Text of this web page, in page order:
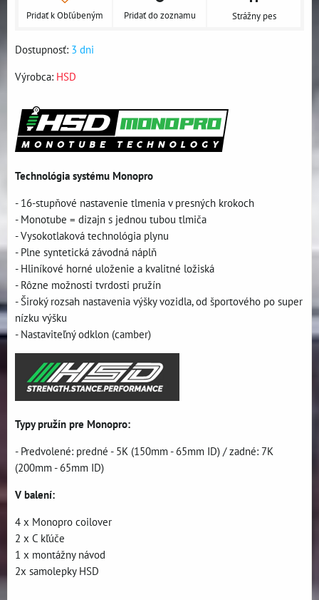
Pridať k Obľúbeným Pridať do zoznamu Strážny pes
Dostupnosť: 3 dni
Výrobca: HSD
Technológia systému Monopro
- 16-stupňové nastavenie tlmenia v presných krokoch
- Monotube = dizajn s jednou tubou tlmiča
- Vysokotlaková technológia plynu
- Plne syntetická závodná náplň
- Hliníkové horné uloženie a kvalitné ložiská
- Rôzne možnosti tvrdosti pružín
- Široký rozsah nastavenia výšky vozidla, od športového po super
nízku výšku
- Nastaviteľný odklon (camber)
Typy pružín pre Monopro:
- Predvolené: predné - 5K (150mm - 65mm ID) / zadné: 7K
(200mm - 65mm ID)
V balení:
4 x Monopro coilover
2 x C kľúče
1 x montážny návod
2x samolepky HSD